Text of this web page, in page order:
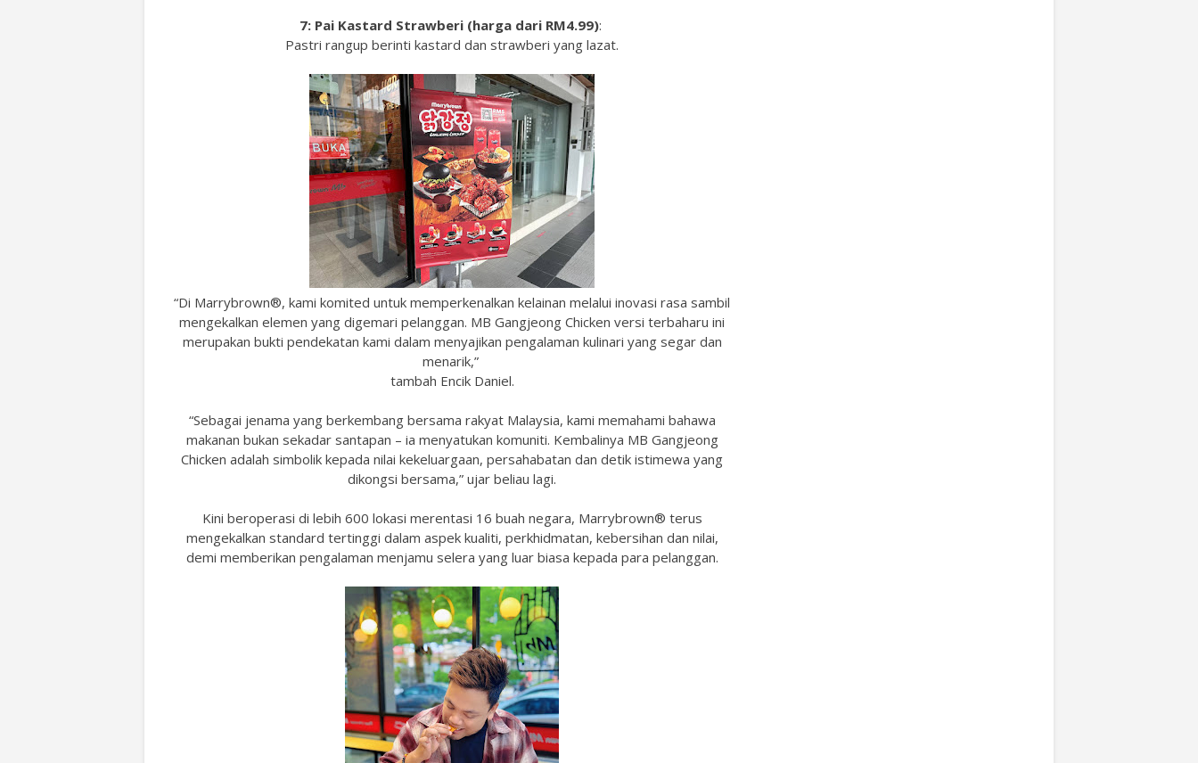
7: Pai Kastard Strawberi (harga dari RM4.99):
Pastri rangup berinti kastard dan strawberi yang lazat.
“Di Marrybrown®, kami komited untuk memperkenalkan kelainan melalui inovasi rasa sambil
mengekalkan elemen yang digemari pelanggan. MB Gangjeong Chicken versi terbaharu ini
merupakan bukti pendekatan kami dalam menyajikan pengalaman kulinari yang segar dan
menarik,”
tambah Encik Daniel.
“Sebagai jenama yang berkembang bersama rakyat Malaysia, kami memahami bahawa
makanan bukan sekadar santapan – ia menyatukan komuniti. Kembalinya MB Gangjeong
Chicken adalah simbolik kepada nilai kekeluargaan, persahabatan dan detik istimewa yang
dikongsi bersama,” ujar beliau lagi.
Kini beroperasi di lebih 600 lokasi merentasi 16 buah negara, Marrybrown® terus
mengekalkan standard tertinggi dalam aspek kualiti, perkhidmatan, kebersihan dan nilai,
demi memberikan pengalaman menjamu selera yang luar biasa kepada para pelanggan.